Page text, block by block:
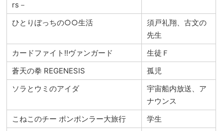
rs－
ひとりぼっちの○○生活
須戸礼翔、古文の
先生
カードファイト!!ヴァンガード
生徒Ｆ
蒼天の拳 REGENESIS
孤児
ソラとウミのアイダ
宇宙船内放送、ア
ナウンス
こねこのチー ポンポンラー大旅行
学生